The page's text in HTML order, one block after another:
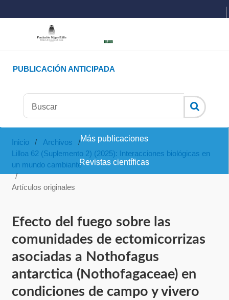
Más publicaciones
Revistas científicas
PUBLICACIÓN ANTICIPADA
Inicio / Archivos
/
Lilloa 62 (Suplemento 2) (2025): Interacciones biológicas en
un mundo cambiante
/
Artículos originales
Efecto del fuego sobre las
comunidades de ectomicorrizas
asociadas a Nothofagus
antarctica (Nothofagaceae) en
condiciones de campo y vivero